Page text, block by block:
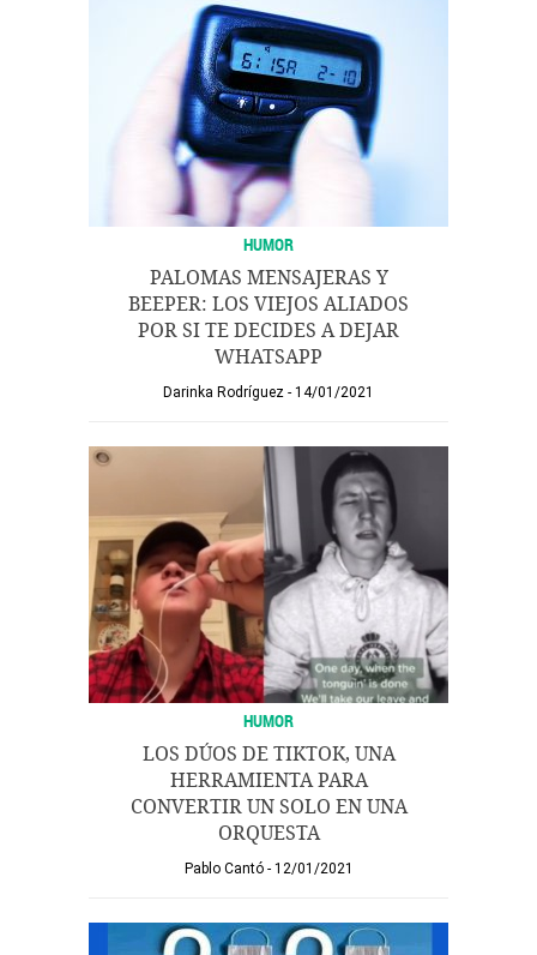
HUMOR
PALOMAS MENSAJERAS Y
BEEPER: LOS VIEJOS ALIADOS
POR SI TE DECIDES A DEJAR
WHATSAPP
Darinka Rodríguez 14/01/2021
HUMOR
LOS DÚOS DE TIKTOK, UNA
HERRAMIENTA PARA
CONVERTIR UN SOLO EN UNA
ORQUESTA
Pablo Cantó 12/01/2021